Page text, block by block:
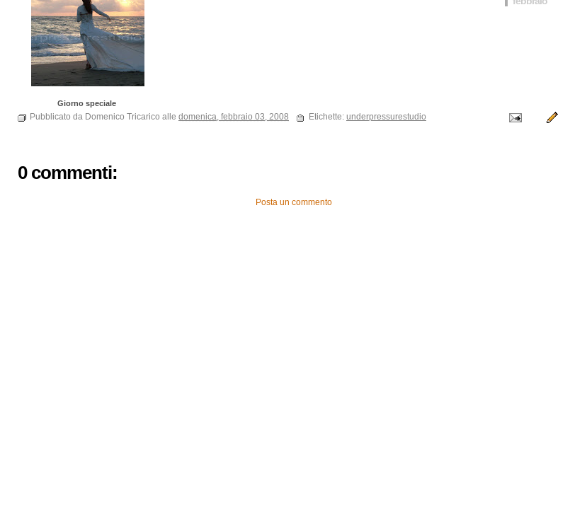
Giorno speciale
Pubblicato da Domenico Tricarico alle domenica, febbraio 03, 2008 Etichette: underpressurestudio
0 commenti:
Posta un commento